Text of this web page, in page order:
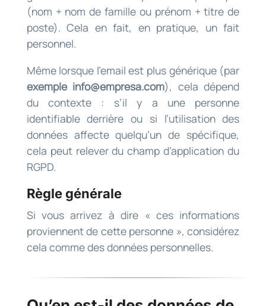
(nom + nom de famille ou prénom + titre de
poste). Cela en fait, en pratique, un fait
personnel.
Même lorsque l’email est plus générique (par
exemple info@empresa.com), cela dépend
du contexte : s’il y a une personne
identifiable derrière ou si l’utilisation des
données affecte quelqu’un de spécifique,
cela peut relever du champ d’application du
RGPD.
Règle générale
Si vous arrivez à dire « ces informations
proviennent de cette personne », considérez
cela comme des données personnelles.